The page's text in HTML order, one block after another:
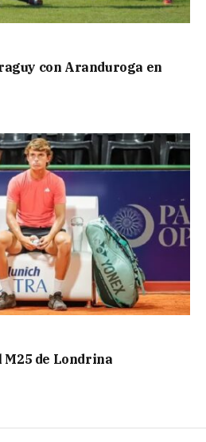
con Aranduroga en
de Londrina